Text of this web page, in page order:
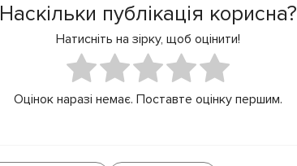
Наскільки публікація корисна?
Натисніть на зірку, щоб оцінити!
Оцінок наразі немає. Поставте оцінку першим.